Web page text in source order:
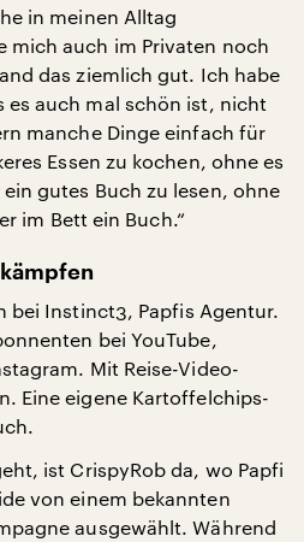
in meinen Alltag
mich auch im Privaten noch
das ziemlich gut. Ich habe
es auch mal schön ist, nicht
manche Dinge einfach für
Essen zu kochen, ohne es
gutes Buch zu lesen, ohne
im Bett ein Buch.“
bei Instinct3, Papfis Agentur.
bei YouTube,
Mit Reise-Video-
Eine eigene Kartoffelchips-
ist CrispyRob da, wo Papfi
von einem bekannten
ausgewählt. Während